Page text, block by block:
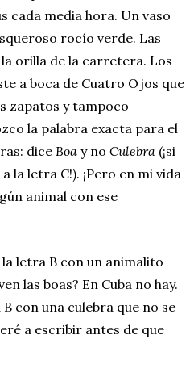
cada media hora. Un vaso
rocío verde. Las
orilla de la carretera. Los
a boca de Cuatro Ojos que
zapatos y tampoco
la palabra exacta para el
dice Boa y no Culebra (¡si
la letra C!). ¡Pero en mi vida
animal con ese
letra B con un animalito
las boas? En Cuba no hay.
con una culebra que no se
a escribir antes de que